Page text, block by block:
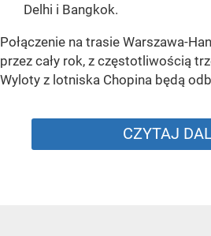
Delhi i Bangkok.
Połączenie na trasie Warszawa-
przez cały rok, z częstotliwością
Wyloty z lotniska Chopina będą
CZYTAJ